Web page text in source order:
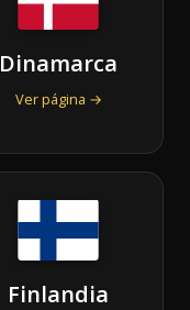
Dinamarca
Ver página →
Finlandia